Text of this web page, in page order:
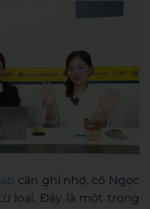
cần ghi nhớ, cô Ngọc
loại. Đây là một trong